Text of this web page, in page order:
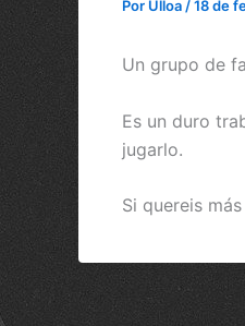
Por Ulloa /18 de
Un grupo de
Es un duro
jugarlo.
Si quereis